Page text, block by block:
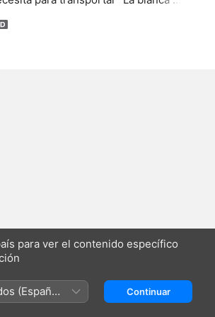
English (UK)
para ver el contenido específico
(Español
Continuar